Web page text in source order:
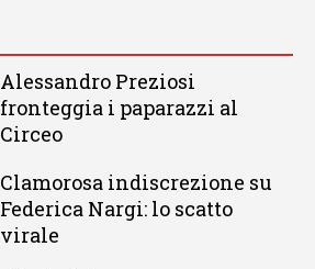
Alessandro Preziosi
fronteggia i paparazzi al
Circeo
Clamorosa indiscrezione su
Federica Nargi: lo scatto
virale